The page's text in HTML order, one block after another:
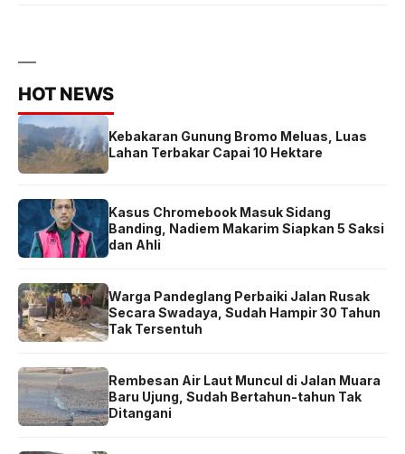
HOT NEWS
Kebakaran Gunung Bromo Meluas, Luas
Lahan Terbakar Capai 10 Hektare
Kasus Chromebook Masuk Sidang
Banding, Nadiem Makarim Siapkan 5 Saksi
dan Ahli
Warga Pandeglang Perbaiki Jalan Rusak
Secara Swadaya, Sudah Hampir 30 Tahun
Tak Tersentuh
Rembesan Air Laut Muncul di Jalan Muara
Baru Ujung, Sudah Bertahun-tahun Tak
Ditangani